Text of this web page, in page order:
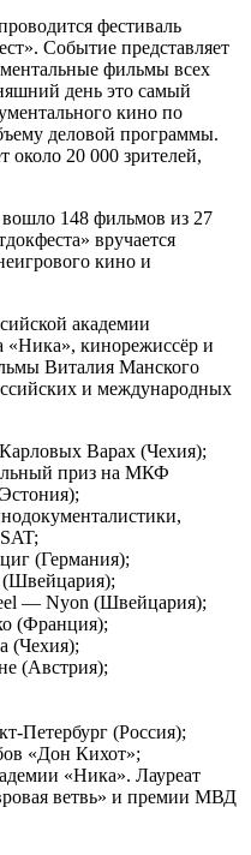
фестиваль
Событие представляет
фильмы всех
день это самый
кино по
деловой программы.
20 000 зрителей,
148 фильмов из 27
вручается
кино и
академии
кинорежиссёр и
Виталия Манского
и международных
Варах (Чехия);
приз на МКФ
(Германия);
(Швейцария);
— Nyon (Швейцария);
(Франция);
(Чехия);
(Австрия);
Петербург (Россия);
«Дон Кихот»;
«Ника». Лауреат
ветвь» и премии МВД